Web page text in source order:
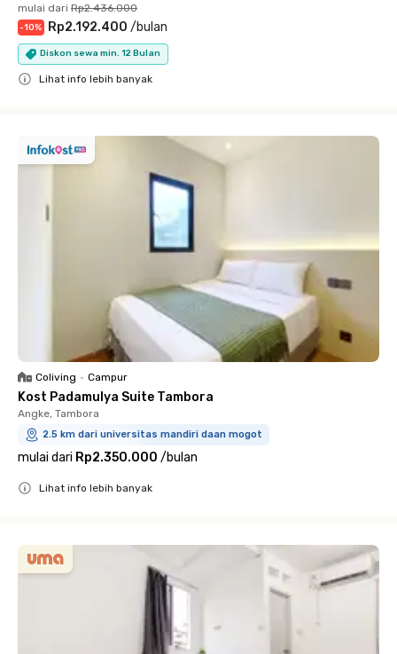
mulai dari Rp2.436.000
-10% Rp2.192.400 /bulan
Diskon sewa min. 12 Bulan
Lihat info lebih banyak
Coliving • Campur
Kost Padamulya Suite Tambora
Angke, Tambora
2.5 km dari universitas mandiri daan mogot
mulai dari Rp2.350.000 /bulan
Lihat info lebih banyak